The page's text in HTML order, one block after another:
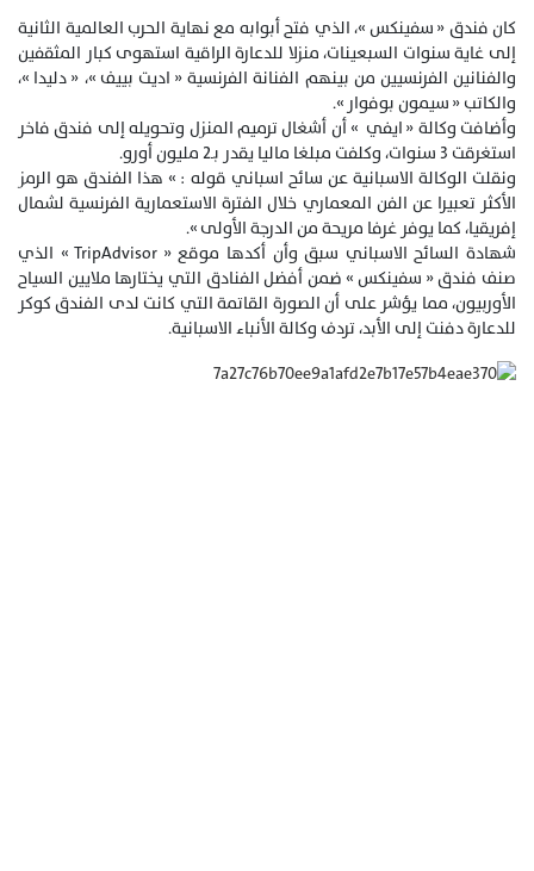
كان فندق « سفينكس »، الذي فتح أبوابه مع نهاية الحرب العالمية الثانية
إلى غاية سنوات السبعينات، منزلا للدعارة الراقية استهوى كبار المثقفين
والفنانين الفرنسيين من بينهم الفنانة الفرنسية « اديت بييف »، « دليدا »،
والكاتب « سيمون بوفوار ».
وأضافت وكالة « ايفي » أن أشغال ترميم المنزل وتحويله إلى فندق فاخر
استغرقت 3 سنوات، وكلفت مبلغا ماليا يقدر بـ2 مليون أورو.
ونقلت الوكالة الاسبانية عن سائح اسباني قوله : » هذا الفندق هو الرمز
الأكثر تعبيرا عن الفن المعماري خلال الفترة الاستعمارية الفرنسية لشمال
إفريقيا، كما يوفر غرفا مريحة من الدرجة الأولى ».
شهادة السائح الاسباني سبق وأن أكدها موقع « TripAdvisor » الذي
صنف فندق « سفينكس » ضمن أفضل الفنادق التي يختارها ملايين السياح
الأوربيون، مما يؤشر على أن الصورة القاتمة التي كانت لدى الفندق كوكر
للدعارة دفنت إلى الأبد، تردف وكالة الأنباء الاسبانية.